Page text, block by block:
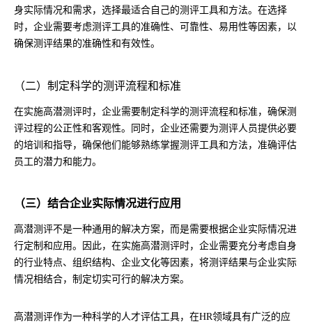
身实际情况和需求，选择最适合自己的测评工具和方法。在选择
时，企业需要考虑测评工具的准确性、可靠性、易用性等因素，以
确保测评结果的准确性和有效性。
（二）制定科学的测评流程和标准
在实施高潜测评时，企业需要制定科学的测评流程和标准，确保测
评过程的公正性和客观性。同时，企业还需要为测评人员提供必要
的培训和指导，确保他们能够熟练掌握测评工具和方法，准确评估
员工的潜力和能力。
（三）结合企业实际情况进行应用
高潜测评不是一种通用的解决方案，而是需要根据企业实际情况进
行定制和应用。因此，在实施高潜测评时，企业需要充分考虑自身
的行业特点、组织结构、企业文化等因素，将测评结果与企业实际
情况相结合，制定切实可行的解决方案。
高潜测评作为一种科学的人才评估工具，在HR领域具有广泛的应